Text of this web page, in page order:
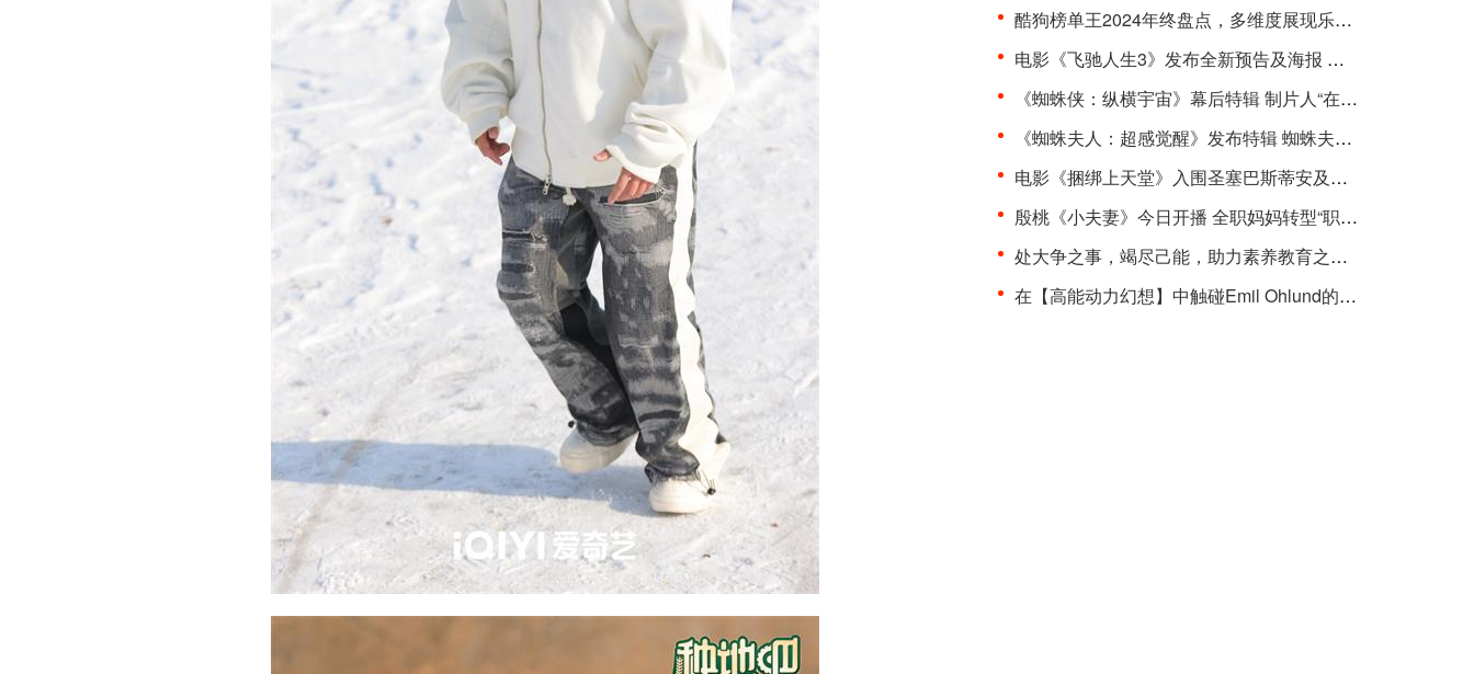
酷狗榜单王2024年终盘点，多维度展现乐坛流行趋势
电影《飞驰人生3》发布全新预告及海报 沈腾组队豪华···
《蜘蛛侠：纵横宇宙》幕后特辑 制片人“在动画里一切···
《蜘蛛夫人：超感觉醒》发布特辑 蜘蛛夫人上演满级预···
电影《捆绑上天堂》入围圣塞巴斯蒂安及多伦多两大国···
殷桃《小夫妻》今日开播 全职妈妈转型“职场超人”品···
处大争之事，竭尽己能，助力素养教育之变革 “聚光少···
在【高能动力幻想】中触碰Emil Ohlund的电子记忆